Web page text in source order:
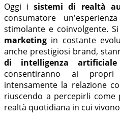
Oggi isistemi di realtà
consumatore
stimolante e coinvolgente.
marketing in costante
anche prestigiosi brand,
di intelligenza artificiale
consentiranno ai
intensamente la relazione
riuscendo a percepirli
realtà quotidiana in cui